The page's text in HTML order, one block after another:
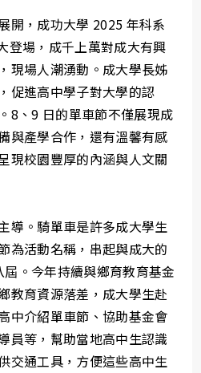
開，成功大學 2025 年科系
登場，成千上萬對成大有興
現場人潮湧動。成大學長姊
促進高中學子對大學的認
8、9 日的單車節不僅展現成
與產學合作，還有溫馨有感
現校園豐厚的內涵與人文關
導。騎單車是許多成大學生
為活動名稱，串起與成大的
。今年持續與鄉育教育基金
教育資源落差，成大學生赴
中介紹單車節、協助基金會
員等，幫助當地高中生認識
交通工具，方便這些高中生